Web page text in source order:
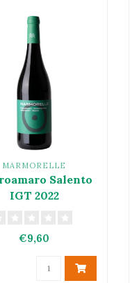
MARMORELLE
Salento
IGT 2022
€9,60